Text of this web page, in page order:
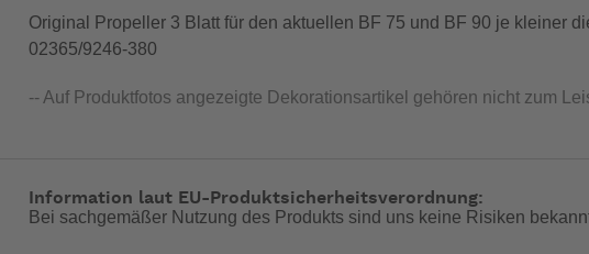
Original Propeller 3 Blatt für den aktuellen BF 75 und BF 90 je kleiner
02365/9246-380
-- Auf Produktfotos angezeigte Dekorationsartikel gehören nicht zum
Information laut EU-Produktsicherheitsverordnung:
Bei sachgemäßer Nutzung des Produkts sind uns keine Risiken